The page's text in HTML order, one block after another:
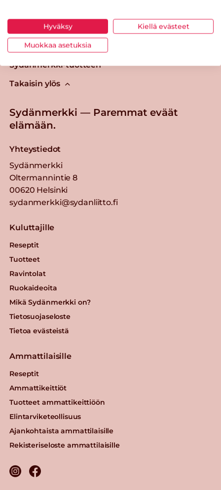
Tästä merkistä tunnistat
Sydänmerkki-tuotteen
Takaisin ylös
Sydänmerkki — Paremmat eväät
elämään.
Yhteystiedot
Sydänmerkki
Oltermannintie 8
00620 Helsinki
sydanmerkki@sydanliitto.fi
Kuluttajille
Reseptit
Tuotteet
Ravintolat
Ruokaideoita
Mikä Sydänmerkki on?
Tietosuojaseloste
Tietoa evästeistä
Ammattilaisille
Reseptit
Ammattikeittiöt
Tuotteet ammattikeittiöön
Elintarviketeollisuus
Ajankohtaista ammattilaisille
Rekisteriseloste ammattilaisille
Hyväksy Kiellä evästeet
Muokkaa asetuksia